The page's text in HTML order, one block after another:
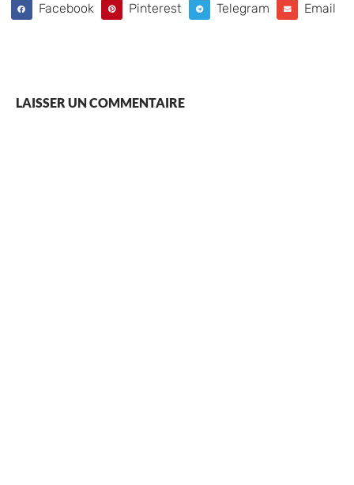
Facebook Pinterest Telegram Email
LAISSER UN COMMENTAIRE